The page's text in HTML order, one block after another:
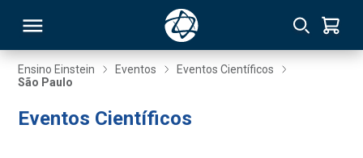
Ensino Einstein Eventos
Eventos Científicos
São Paulo
Eventos Científicos